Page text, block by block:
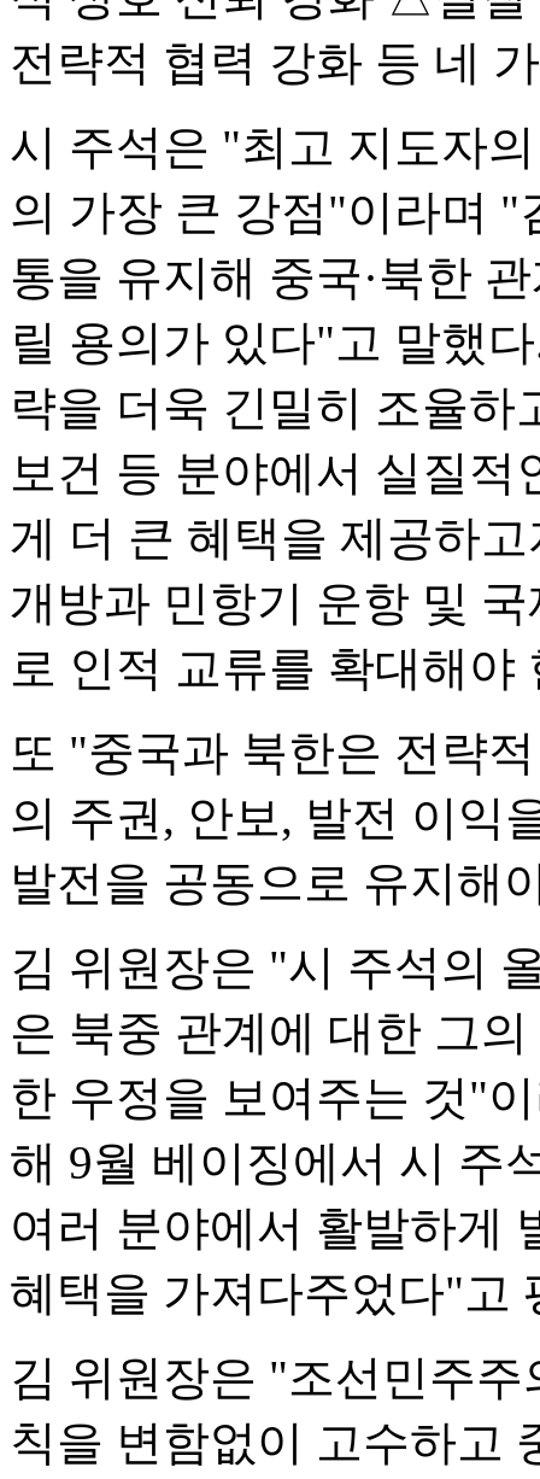
전략적 협력 강화 등 네
시 주석은 "최고 지도자
의 가장 큰 강점"이라며
통을 유지해 중국·북한
릴 용의가 있다"고 말했
략을 더욱 긴밀히 조율하
보건 등 분야에서 실질적
게 더 큰 혜택을 제공하
개방과 민항기 운항 및
로 인적 교류를 확대해야
또 "중국과 북한은 전략
의 주권, 안보, 발전 이익
발전을 공동으로 유지해
김 위원장은 "시 주석의
은 북중 관계에 대한 그
한 우정을 보여주는 것"
해 9월 베이징에서 시 주
여러 분야에서 활발하게
혜택을 가져다주었다"고
김 위원장은 "조선민주
칙을 변함없이 고수하고